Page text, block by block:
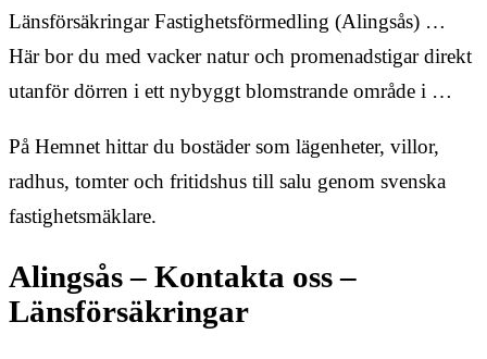
Länsförsäkringar Fastighetsförmedling (Alingsås) …
Här bor du med vacker natur och promenadstigar direkt
utanför dörren i ett nybyggt blomstrande område i …
På Hemnet hittar du bostäder som lägenheter, villor,
radhus, tomter och fritidshus till salu genom svenska
fastighetsmäklare.
Alingsås – Kontakta oss –
Länsförsäkringar